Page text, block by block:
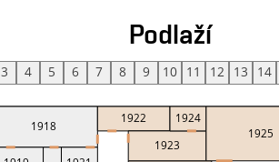
Podlaží
3 4 5 6 7 8 9 10 11 12 13 14